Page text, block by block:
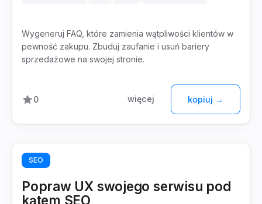
Wygeneruj FAQ, które zamienia wątpliwości klientów w
pewność zakupu. Zbuduj zaufanie i usuń bariery
sprzedażowe na swojej stronie.
0 więcej kopiuj →
SEO
Popraw UX swojego serwisu pod
kątem SEO